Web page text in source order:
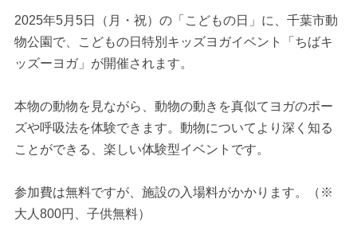
2025年5月5日（月・祝）の「こどもの日」に、千葉市動
物公園で、こどもの日特別キッズヨガイベント「ちばキ
ッズーヨガ」が開催されます。
本物の動物を見ながら、動物の動きを真似てヨガのポー
ズや呼吸法を体験できます。動物についてより深く知る
ことができる、楽しい体験型イベントです。
参加費は無料ですが、施設の入場料がかかります。（※
大人800円、子供無料）